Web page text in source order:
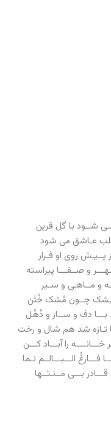
مــی شــود با گل قرین
عـاشق می شود
پــیـش روی او فـرار
و صــفـــا پیراسته
و مــاهـی و سـیر
مـِشک چــون مُشک خُتَن
دف و ســاز و دُهُل
تـازه شد هم شال و رخت
را آبـــاد کـــن
الـــبـــالــم نـما
بـــی مــنـتــها